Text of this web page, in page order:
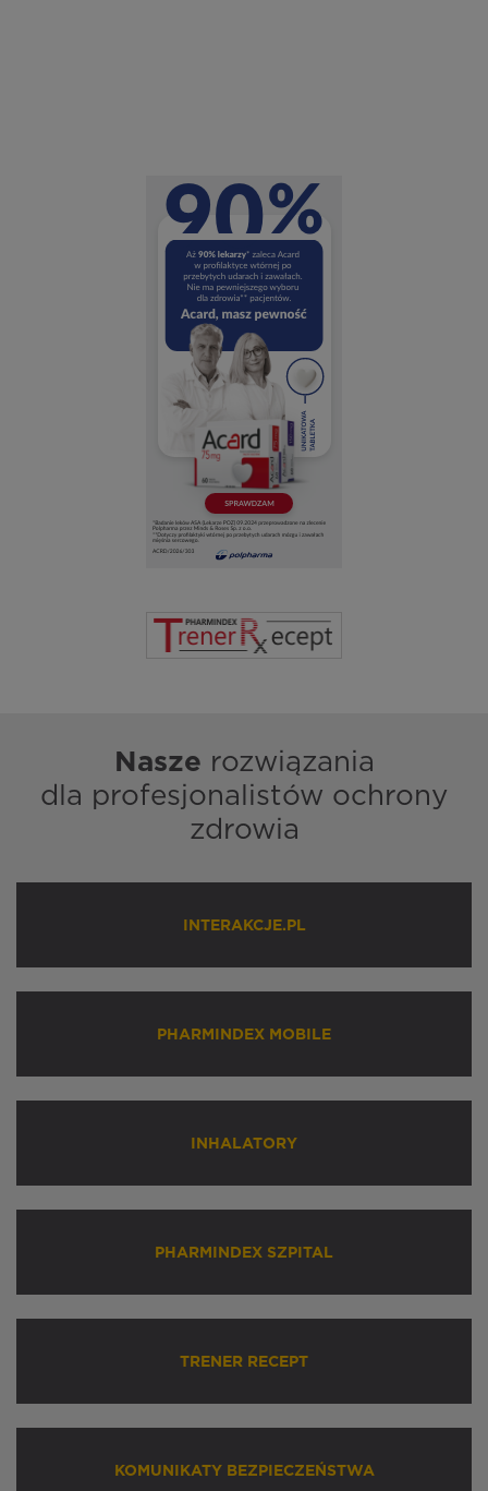
Nasze rozwiązania
dla profesjonalistów ochrony
zdrowia
INTERAKCJE.PL
PHARMINDEX MOBILE
INHALATORY
PHARMINDEX SZPITAL
TRENER RECEPT
KOMUNIKATY BEZPIECZEŃSTWA